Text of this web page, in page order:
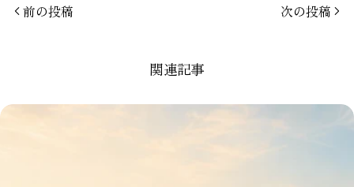
前の投稿 次の投稿
関連記事